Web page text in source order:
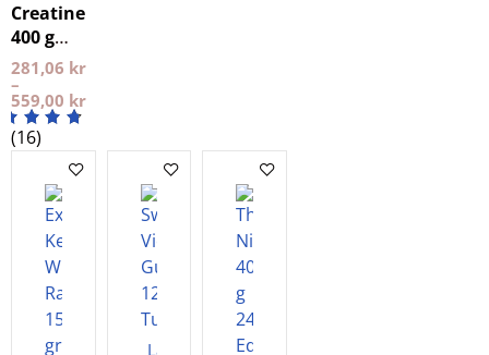
Creatine
400 g
NXT LVL
281,06 kr
–
559,00 kr
(16)
Lägg i